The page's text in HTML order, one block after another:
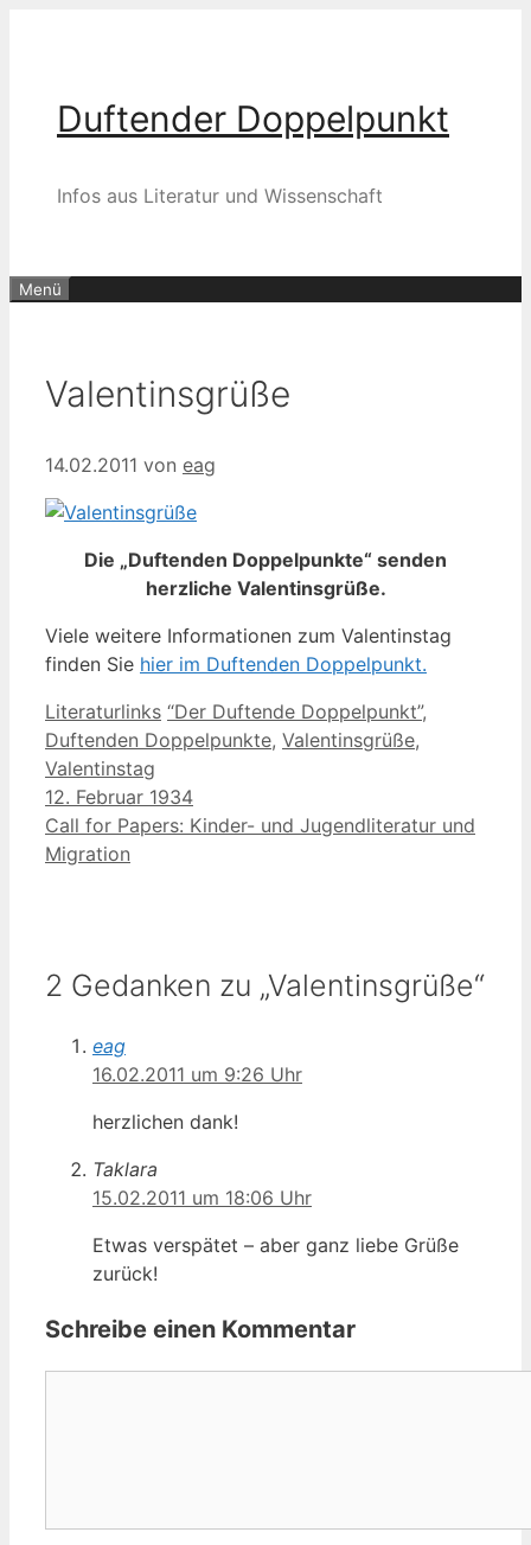
Duftender Doppelpunkt
Infos aus Literatur und Wissenschaft
Menü
Valentinsgrüße
14.02.2011 von eag
Die „Duftenden Doppelpunkte“ senden
herzliche Valentinsgrüße.
Viele weitere Informationen zum Valentinstag
finden Sie hier im Duftenden Doppelpunkt.
Kategorien
Literaturlinks Schlagwörter
“Der Duftende Doppelpunkt”,
Duftenden Doppelpunkte, Valentinsgrüße,
Valentinstag
12. Februar 1934
Call for Papers: Kinder- und Jugendliteratur und
Migration
2 Gedanken zu „Valentinsgrüße“
eag
16.02.2011 um 9:26 Uhr
herzlichen dank!
Taklara
15.02.2011 um 18:06 Uhr
Etwas verspätet – aber ganz liebe Grüße
zurück!
Schreibe einen Kommentar